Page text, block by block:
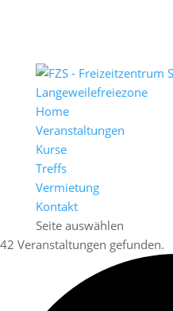
Home
Veranstaltungen
Kurse
Treffs
Vermietung
Kontakt
Seite auswählen
42 Veranstaltungen gefunden.